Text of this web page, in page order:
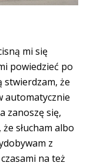
mi się
powiedzieć po
stwierdzam, że
automatycznie
zanoszę się,
słucham albo
z
na też